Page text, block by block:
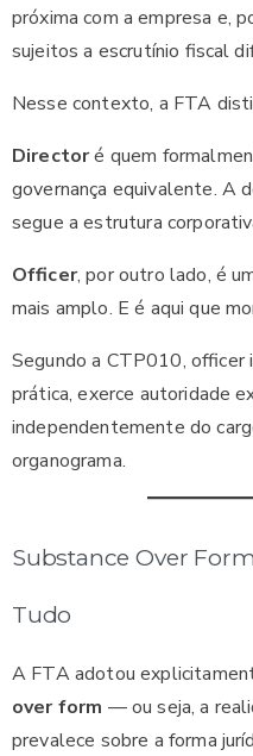
próxima com a empresa e,
sujeitos a escrutínio fiscal
Nesse contexto, a FTA
Directoré quem
governança equivalente. A
segue a estrutura
Officer, por outro lado, é
mais amplo. E é aqui que
Segundo a CTP010, officer
prática, exerce autoridade
independentemente do
organograma.
Substance Over
Tudo
A FTA adotou
over form — ou seja, a
prevalece sobre a forma